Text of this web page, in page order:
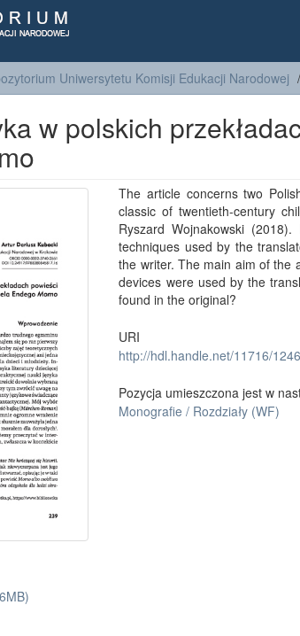
Uniwersytetu Komisji Edukacji Narodowej
w polskich
The article concerns two
classic of twentieth-century
Ryszard Wojnakowski
techniques used by the
the writer. The main aim of the
devices were used by the
found in the original?
URI
http://hdl.handle.net/11716/
Pozycja umieszczona jest w
Monografie / Rozdziały (WF)